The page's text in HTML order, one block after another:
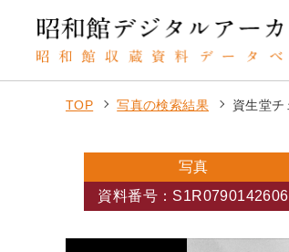
TOP 写真の検索結果 資生堂チ
写真
資料番号：S1R0790142606